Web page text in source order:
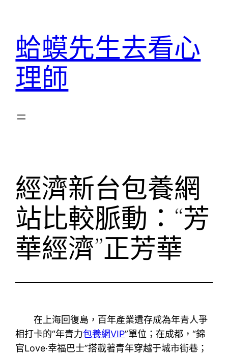
蛤蟆先生去看心
理師
經濟新台包養網
站比較脈動：“芳
華經濟”正芳華
在上海回復島，百年產業遺存成為年青人爭
相打卡的“年青力包養網VIP”單位；在成都，“錦
官Love·幸福巴士”搭載著青年穿越于城市街巷；